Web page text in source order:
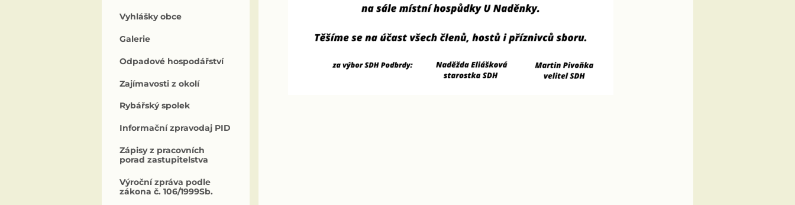
Vyhlášky obce
Galerie
Odpadové hospodářství
Zajímavosti z okolí
Rybářský spolek
Informační zpravodaj PID
Zápisy z pracovních
porad zastupitelstva
Výroční zpráva podle
zákona č. 106/1999Sb.